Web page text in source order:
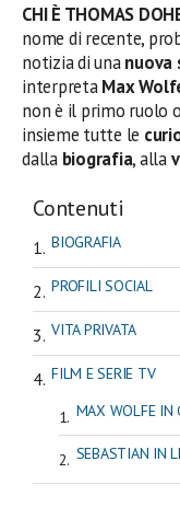
CHI È THOMAS
nome di recente,
notizia di unanuova
interpretaMax
non è il primo ruolo
insieme tutte le
dalla biografia, alla
Contenuti
BIOGRAFIA
PROFILI SOCIAL
VITA PRIVATA
FILM E SERIE TV
MAX WOLFE IN
SEBASTIAN IN